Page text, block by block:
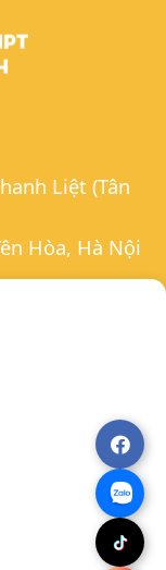
Liệt (Tân
Hòa, Hà Nội